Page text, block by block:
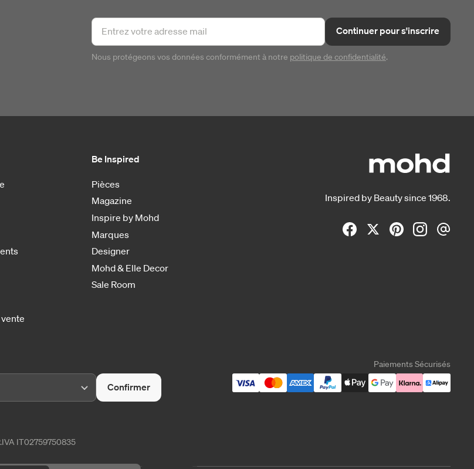
Continuer pour s'inscrire
Nous protégeons vos données conformément à notre politique de confidentialité.
Inspired by Beauty since 1968.
Be Inspired
Pièces
Magazine
Inspire by Mohd
Marques
Designer
Mohd & Elle Decor
Sale Room
Confirmer
Paiements Sécurisés
IT02759750835